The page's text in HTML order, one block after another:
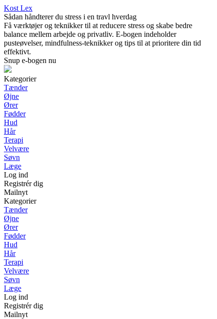
Kost Lex
Sådan håndterer du stress i en travl hverdag
Få værktøjer og teknikker til at reducere stress og skabe bedre
balance mellem arbejde og privatliv. E-bogen indeholder
pusteøvelser, mindfulness-teknikker og tips til at prioritere din tid
effektivt.
Snup e-bogen nu
Kategorier
Tænder
Øjne
Ører
Fødder
Hud
Hår
Terapi
Velvære
Søvn
Læge
Log ind
Registrér dig
Mailnyt
Kategorier
Tænder
Øjne
Ører
Fødder
Hud
Hår
Terapi
Velvære
Søvn
Læge
Log ind
Registrér dig
Mailnyt